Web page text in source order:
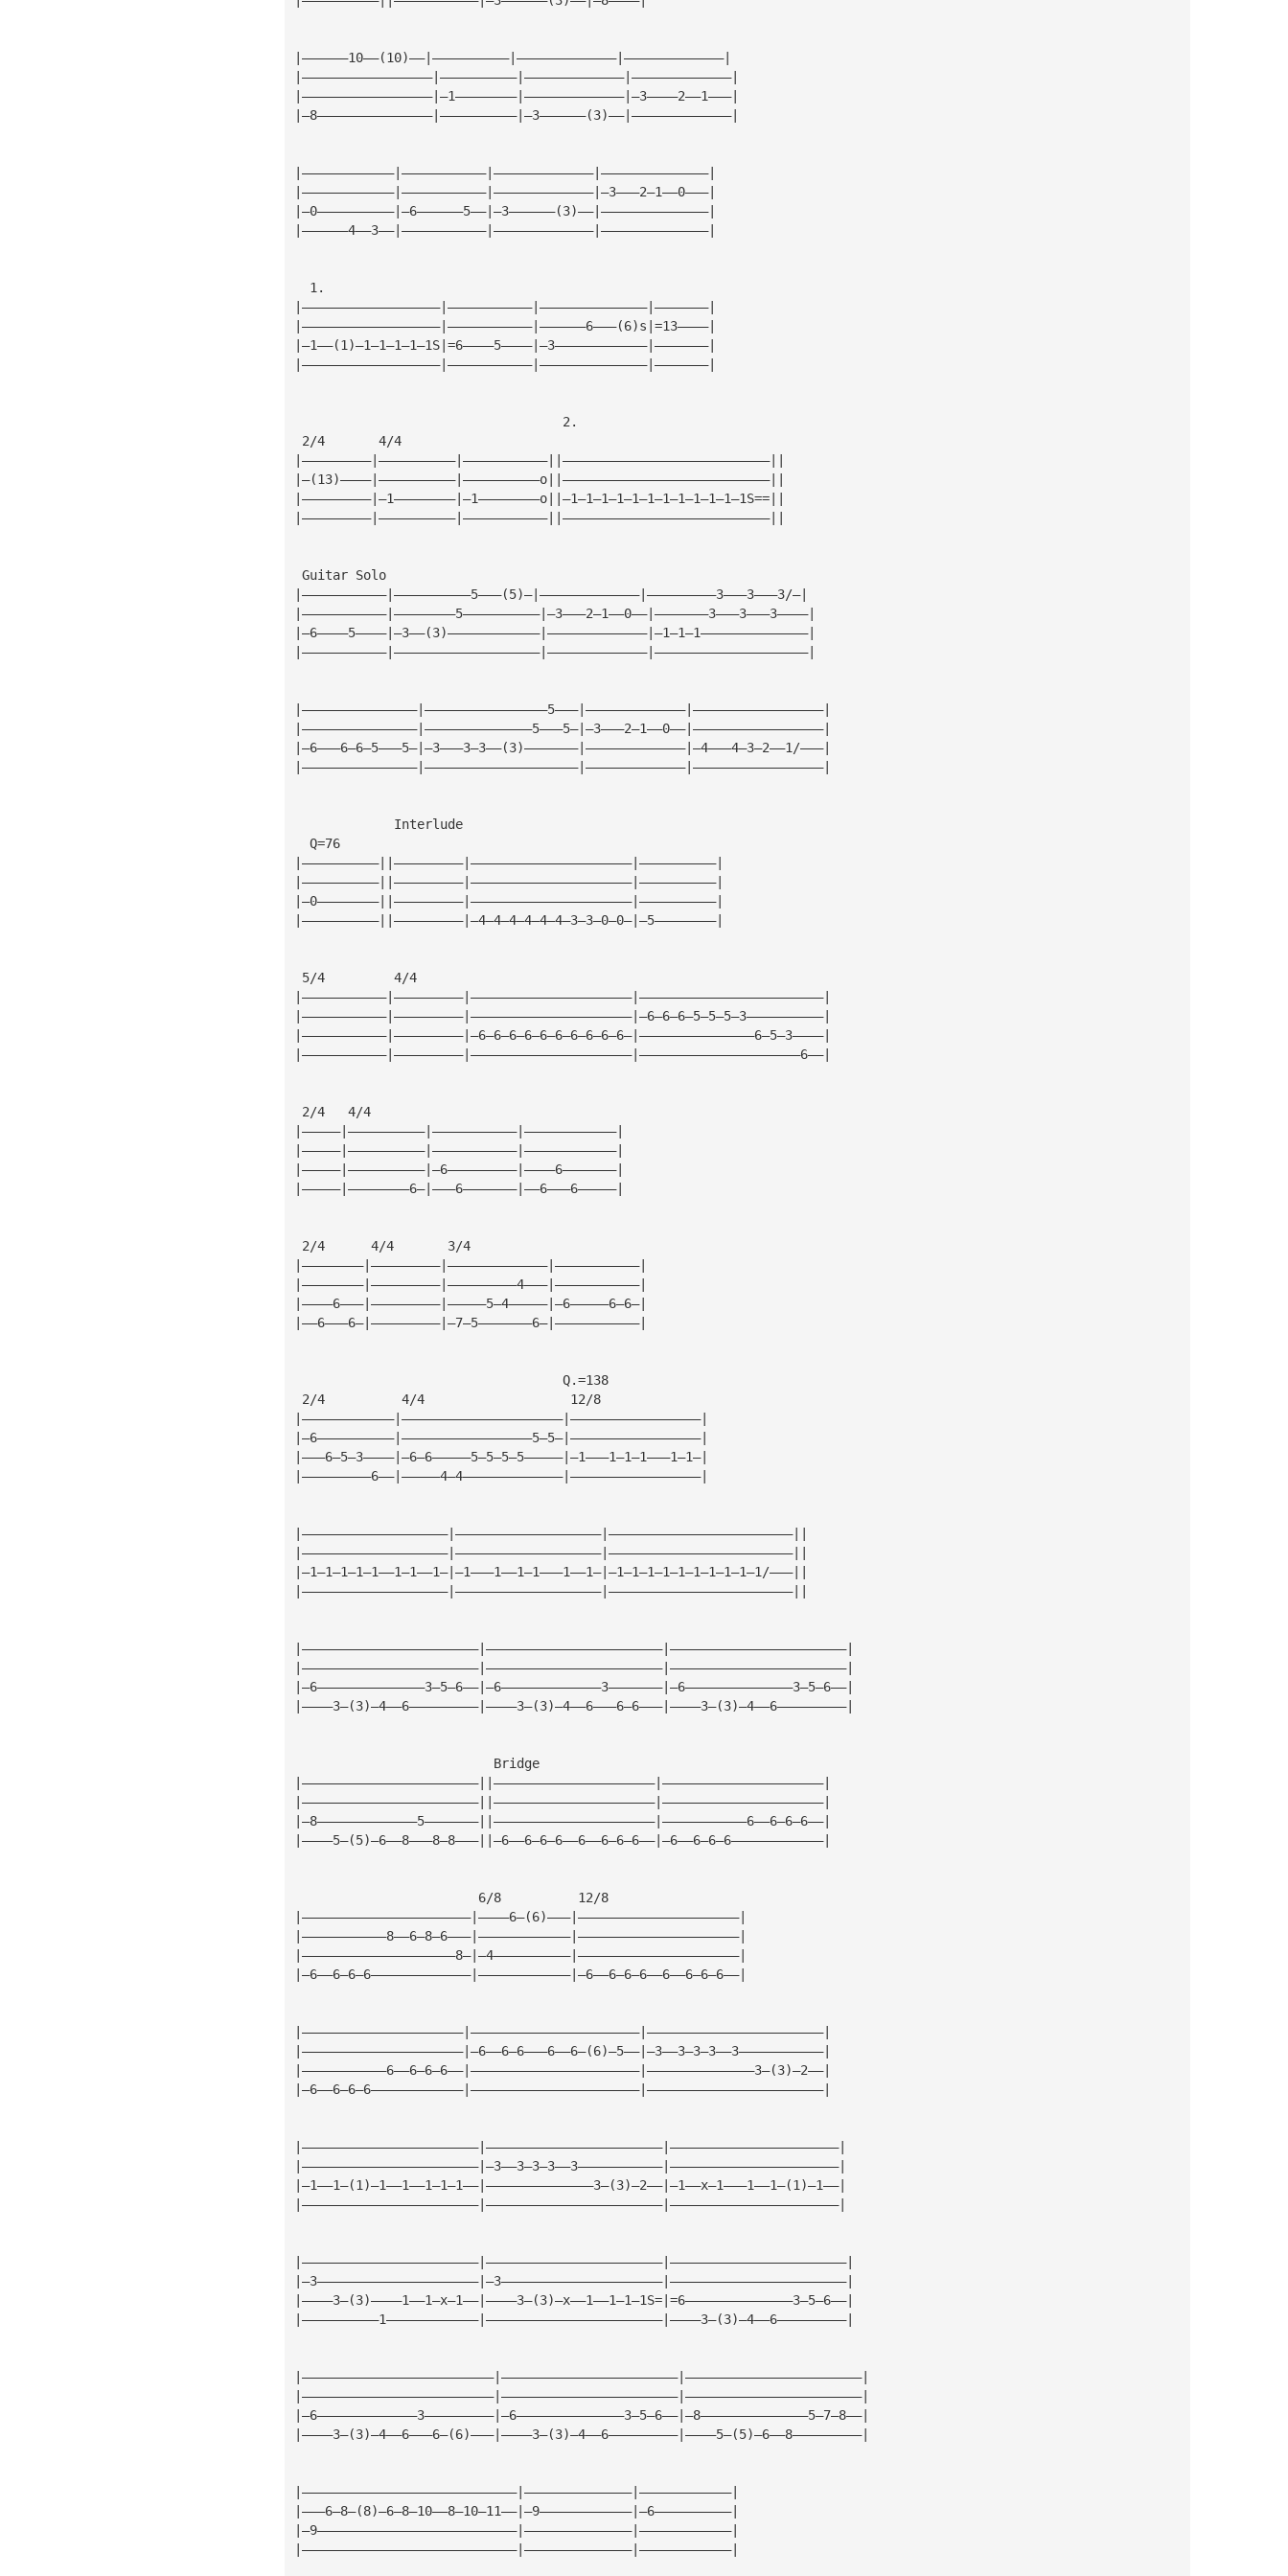
|——————10——(10)——|——————————|—————————————|—————————————|
|—————————————————|——————————|—————————————|—————————————|
|—————————————————|—1————————|—————————————|—3————2——1———|
|—8———————————————|——————————|—3——————(3)——|—————————————|
|————————————|———————————|—————————————|——————————————|
|————————————|———————————|—————————————|—3———2—1——0———|
|—0——————————|—6——————5——|—3——————(3)——|——————————————|
|——————4——3——|———————————|—————————————|——————————————|
  1.
|——————————————————|———————————|——————————————|———————|
|——————————————————|———————————|——————6———(6)s|=13————|
|—1——(1)—1—1—1—1—1S|=6————5————|—3————————————|———————|
|——————————————————|———————————|——————————————|———————|
                                   2.
2/4       4/4
|—————————|——————————|———————————||———————————————————————————||
|—(13)————|——————————|——————————o||———————————————————————————||
|—————————|—1————————|—1————————o||—1—1—1—1—1—1—1—1—1—1—1—1S==||
|—————————|——————————|———————————||———————————————————————————||
Guitar Solo
|———————————|——————————5———(5)—|—————————————|—————————3———3———3/—|
|———————————|————————5——————————|—3———2—1——0——|———————3———3———3————|
|—6————5————|—3——(3)————————————|—————————————|—1—1—1——————————————|
|———————————|———————————————————|—————————————|————————————————————|
|———————————————|————————————————5———|—————————————|—————————————————|
|———————————————|——————————————5———5—|—3———2—1——0——|—————————————————|
|—6———6—6—5———5—|—3———3—3——(3)———————|—————————————|—4———4—3—2——1/———|
|———————————————|————————————————————|—————————————|—————————————————|
             Interlude
  Q=76
|——————————||—————————|—————————————————————|——————————|
|——————————||—————————|—————————————————————|——————————|
|—0————————||—————————|—————————————————————|——————————|
|——————————||—————————|—4—4—4—4—4—4—3—3—0—0—|—5————————|
5/4         4/4
|———————————|—————————|—————————————————————|————————————————————————|
|———————————|—————————|—————————————————————|—6—6—6—5—5—5—3——————————|
|———————————|—————————|—6—6—6—6—6—6—6—6—6—6—|———————————————6—5—3————|
|———————————|—————————|—————————————————————|—————————————————————6——|
2/4   4/4
|—————|——————————|———————————|————————————|
|—————|——————————|———————————|————————————|
|—————|——————————|—6—————————|————6———————|
|—————|————————6—|———6———————|——6———6—————|
2/4      4/4       3/4
|————————|—————————|—————————————|———————————|
|————————|—————————|—————————4———|———————————|
|————6———|—————————|—————5—4—————|—6—————6—6—|
|——6———6—|—————————|—7—5———————6—|———————————|
                                   Q.=138
2/4          4/4                   12/8
|————————————|—————————————————————|—————————————————|
|—6——————————|—————————————————5—5—|—————————————————|
|———6—5—3————|—6—6—————5—5—5—5—————|—1———1—1—1———1—1—|
|—————————6——|—————4—4—————————————|—————————————————|
|———————————————————|———————————————————|————————————————————————||
|———————————————————|———————————————————|————————————————————————||
|—1—1—1—1—1——1—1——1—|—1———1——1—1———1——1—|—1—1—1—1—1—1—1—1—1—1/———||
|———————————————————|———————————————————|————————————————————————||
|———————————————————————|———————————————————————|———————————————————————|
|———————————————————————|———————————————————————|———————————————————————|
|—6——————————————3—5—6——|—6—————————————3———————|—6——————————————3—5—6——|
|————3—(3)—4——6—————————|————3—(3)—4——6———6—6———|————3—(3)—4——6—————————|
                          Bridge
|———————————————————————||—————————————————————|—————————————————————|
|———————————————————————||—————————————————————|—————————————————————|
|—8—————————————5———————||—————————————————————|———————————6——6—6—6——|
|————5—(5)—6——8———8—8———||—6——6—6—6——6——6—6—6——|—6——6—6—6————————————|
                        6/8          12/8
|——————————————————————|————6—(6)———|—————————————————————|
|———————————8——6—8—6———|————————————|—————————————————————|
|————————————————————8—|—4——————————|—————————————————————|
|—6——6—6—6—————————————|————————————|—6——6—6—6——6——6—6—6——|
|—————————————————————|——————————————————————|———————————————————————|
|—————————————————————|—6——6—6———6——6—(6)—5——|—3——3—3—3——3———————————|
|———————————6——6—6—6——|——————————————————————|——————————————3—(3)—2——|
|—6——6—6—6————————————|——————————————————————|———————————————————————|
|———————————————————————|———————————————————————|——————————————————————|
|———————————————————————|—3——3—3—3——3———————————|——————————————————————|
|—1——1—(1)—1——1——1—1—1——|——————————————3—(3)—2——|—1——x—1———1——1—(1)—1——|
|———————————————————————|———————————————————————|——————————————————————|
|———————————————————————|———————————————————————|———————————————————————|
|—3—————————————————————|—3—————————————————————|———————————————————————|
|————3—(3)————1——1—x—1——|————3—(3)—x——1——1—1—1S=|=6——————————————3—5—6——|
|——————————1————————————|———————————————————————|————3—(3)—4——6—————————|
|—————————————————————————|———————————————————————|———————————————————————|
|—————————————————————————|———————————————————————|———————————————————————|
|—6—————————————3—————————|—6——————————————3—5—6——|—8——————————————5—7—8——|
|————3—(3)—4——6———6—(6)———|————3—(3)—4——6—————————|————5—(5)—6——8—————————|
|————————————————————————————|——————————————|————————————|
|———6—8—(8)—6—8—10——8—10—11——|—9————————————|—6——————————|
|—9——————————————————————————|——————————————|————————————|
|————————————————————————————|——————————————|————————————|